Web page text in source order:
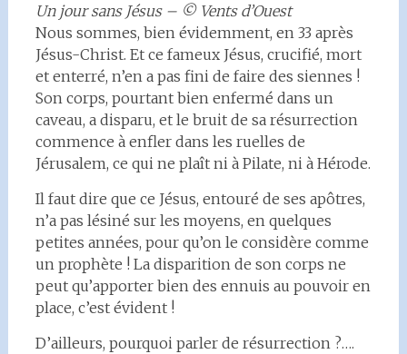
Un jour sans Jésus – © Vents d’Ouest
Nous sommes, bien évidemment, en 33 après
Jésus-Christ. Et ce fameux Jésus, crucifié, mort
et enterré, n’en a pas fini de faire des siennes !
Son corps, pourtant bien enfermé dans un
caveau, a disparu, et le bruit de sa résurrection
commence à enfler dans les ruelles de
Jérusalem, ce qui ne plaît ni à Pilate, ni à Hérode.
Il faut dire que ce Jésus, entouré de ses apôtres,
n’a pas lésiné sur les moyens, en quelques
petites années, pour qu’on le considère comme
un prophète ! La disparition de son corps ne
peut qu’apporter bien des ennuis au pouvoir en
place, c’est évident !
D’ailleurs, pourquoi parler de résurrection ?….